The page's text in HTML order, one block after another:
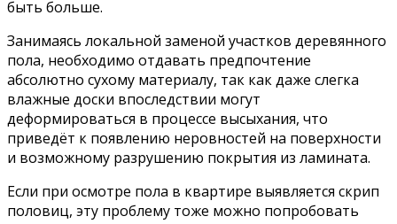
быть больше.
Занимаясь локальной заменой участков деревянного
пола, необходимо отдавать предпочтение
абсолютно сухому материалу, так как даже слегка
влажные доски впоследствии могут
деформироваться в процессе высыхания, что
приведёт к появлению неровностей на поверхности
и возможному разрушению покрытия из ламината.
Если при осмотре пола в квартире выявляется скрип
половиц, эту проблему тоже можно попробовать